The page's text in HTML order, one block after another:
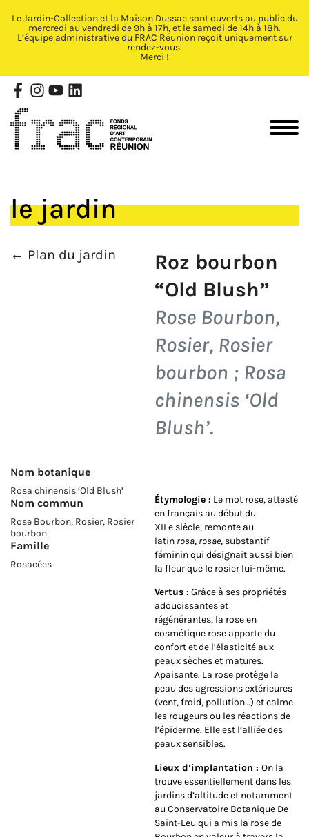
Fermer X
Le Jardin-Collection et la Maison Dussac sont ouverts au public du
mercredi au vendredi de 9h à 17h, et le samedi de 14h à 18h.
L’équipe administrative du FRAC Réunion reçoit uniquement sur
rendez-vous.
Merci !
le jardin
← Plan du jardin
Roz bourbon
“Old Blush”
Rose Bourbon,
Rosier, Rosier
bourbon ; Rosa
chinensis ‘Old
Blush’.
Nom botanique
Rosa chinensis ‘Old Blush’
Nom commun
Rose Bourbon, Rosier, Rosier
bourbon
Famille
Rosacées
Étymologie : Le mot rose, attesté
en français au début du
XII e siècle, remonte au
latin rosa, rosae, substantif
féminin qui désignait aussi bien
la fleur que le rosier lui-même.
Vertus : Grâce à ses propriétés
adoucissantes et
régénérantes, la rose en
cosmétique rose apporte du
confort et de l’élasticité aux
peaux sèches et matures.
Apaisante. La rose protège la
peau des agressions extérieures
(vent, froid, pollution…) et calme
les rougeurs ou les réactions de
l’épiderme. Elle est l’alliée des
peaux sensibles.
Lieux d’implantation : On la
trouve essentiellement dans les
jardins d’altitude et notamment
au Conservatoire Botanique De
Saint-Leu qui a mis la rose de